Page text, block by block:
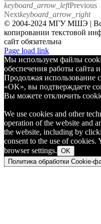
keyboard_arrow_leftPrevious
Nextkeyboard_arrow_right
© 2004-2024 МГУ МШЭ |
копировании текстовой
сайт обязательна
Telegram
Page load link
Мы используем файлы
обеспечения работы сайта
Продолжая использование
«OK», вы подтверждаете
Вы можете отключить
We use cookies and other
operation of the website and
the website, including by
consent to the use of cookies.
browser settings. OK
Политика обработки Cookie-